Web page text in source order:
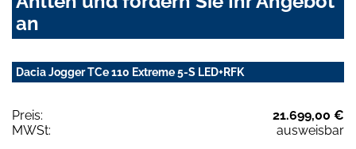
an
Dacia Jogger TCe 110 Extreme 5-S LED+RFK
Preis:
21.699,00 €
MWSt:
ausweisbar